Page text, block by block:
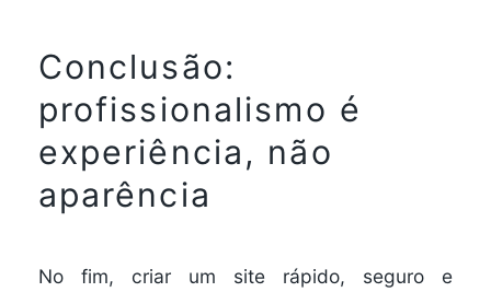
Conclusão:
profissionalismo é
experiência, não
aparência
No fim, criar um site rápido, seguro e